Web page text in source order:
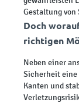
Gestaltung von
Doch
richtigen
Neben einer
Sicherheit eine
Kanten und